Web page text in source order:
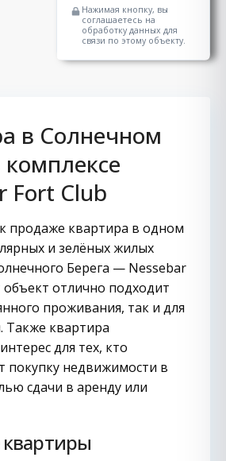
Нажимая кнопку, вы
соглашаетесь на
обработку данных для
связи по этому объекту.
в Солнечном
комплексе
Fort Club
продаже квартира в одном
и зелёных жилых
Берега — Nessebar
объект отлично подходит
проживания, так и для
Также квартира
для тех, кто
покупку недвижимости в
сдачи в аренду или